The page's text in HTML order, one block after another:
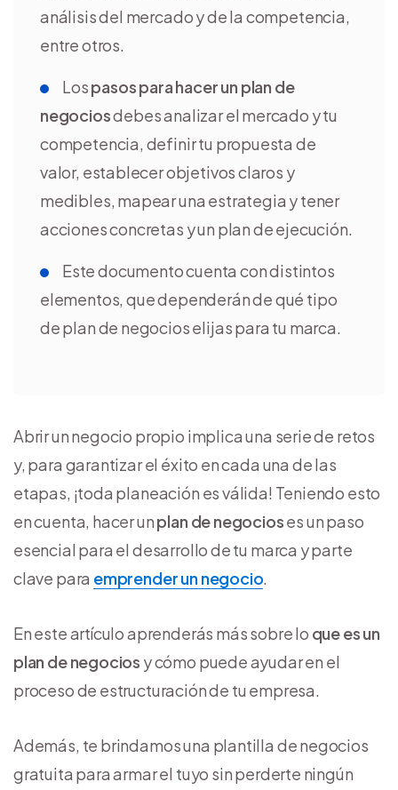
análisis del mercado y de la competencia,
entre otros.
Lospasos para hacer un plan de
negociosdebes analizar el mercado y tu
competencia, definir tu propuesta de
valor, establecer objetivos claros y
medibles, mapear una estrategia y tener
acciones concretas y un plan de ejecución.
Este documento cuenta con distintos
elementos, que dependerán de qué tipo
de plan de negocios elijas para tu marca.
Abrir un negocio propio implica una serie de retos
y, para garantizar el éxito en cada una de las
etapas, ¡toda planeación es válida! Teniendo esto
en cuenta, hacer unplan de negocioses un paso
esencial para el desarrollo de tu marca y parte
clave para emprender un negocio.
En este artículo aprenderás más sobre lo que es un
plan de negocios y cómo puede ayudar en el
proceso de estructuración de tu empresa.
Además, te brindamos una plantilla de negocios
gratuita para armar el tuyo sin perderte ningún